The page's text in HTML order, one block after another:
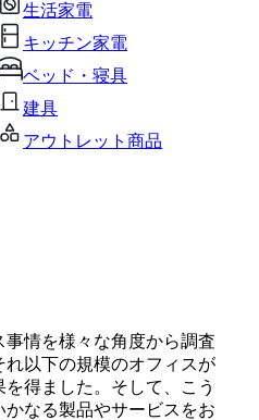
生活家電
キッチン家電
ベッド・寝具
建具
アウトレット商品
情を様々な角度から調査
れ以下の規模のオフィスが
得ました。そして、こう
かなる製品やサービスをお